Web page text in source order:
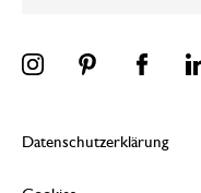
Datenschutzerklärung